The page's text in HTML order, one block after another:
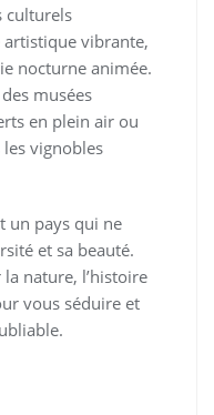
culturels
vibrante,
nocturne animée.
musées
en plein air ou
vignobles
un pays qui ne
et sa beauté.
nature, l’histoire
vous séduire et